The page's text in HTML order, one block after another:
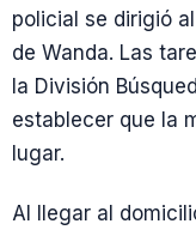
policial se dirigió
de Wanda. Las
la División
establecer que la
lugar.
Al llegar al